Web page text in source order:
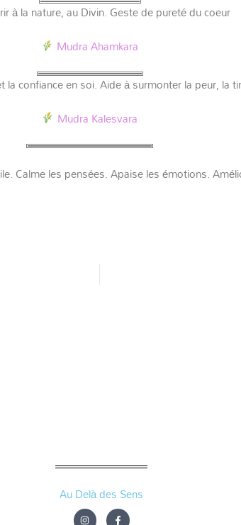
à la nature, au Divin. Geste de pureté du coeur
Mudra Ahamkara
la confiance en soi. Aide à surmonter la peur, la
Mudra Kalesvara
Calme les pensées. Apaise les émotions.
Au Delà des Sens
I F